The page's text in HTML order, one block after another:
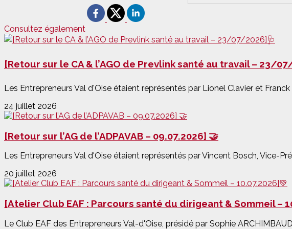
Consultez également
[Retour sur le CA & l’AGO de Prevlink santé au travail – 23/
Les Entrepreneurs Val d'Oise étaient représentés par Lionel Clavier et Franck
24 juillet 2026
[Retour sur l’AG de l’ADPAVAB – 09.07.2026] 🤝
Les Entrepreneurs Val d'Oise étaient représentés par Vincent Bosch, Vice-
20 juillet 2026
[Atelier Club EAF : Parcours santé du dirigeant & Sommeil –
Le Club EAF des Entrepreneurs Val-d'Oise, présidé par Sophie